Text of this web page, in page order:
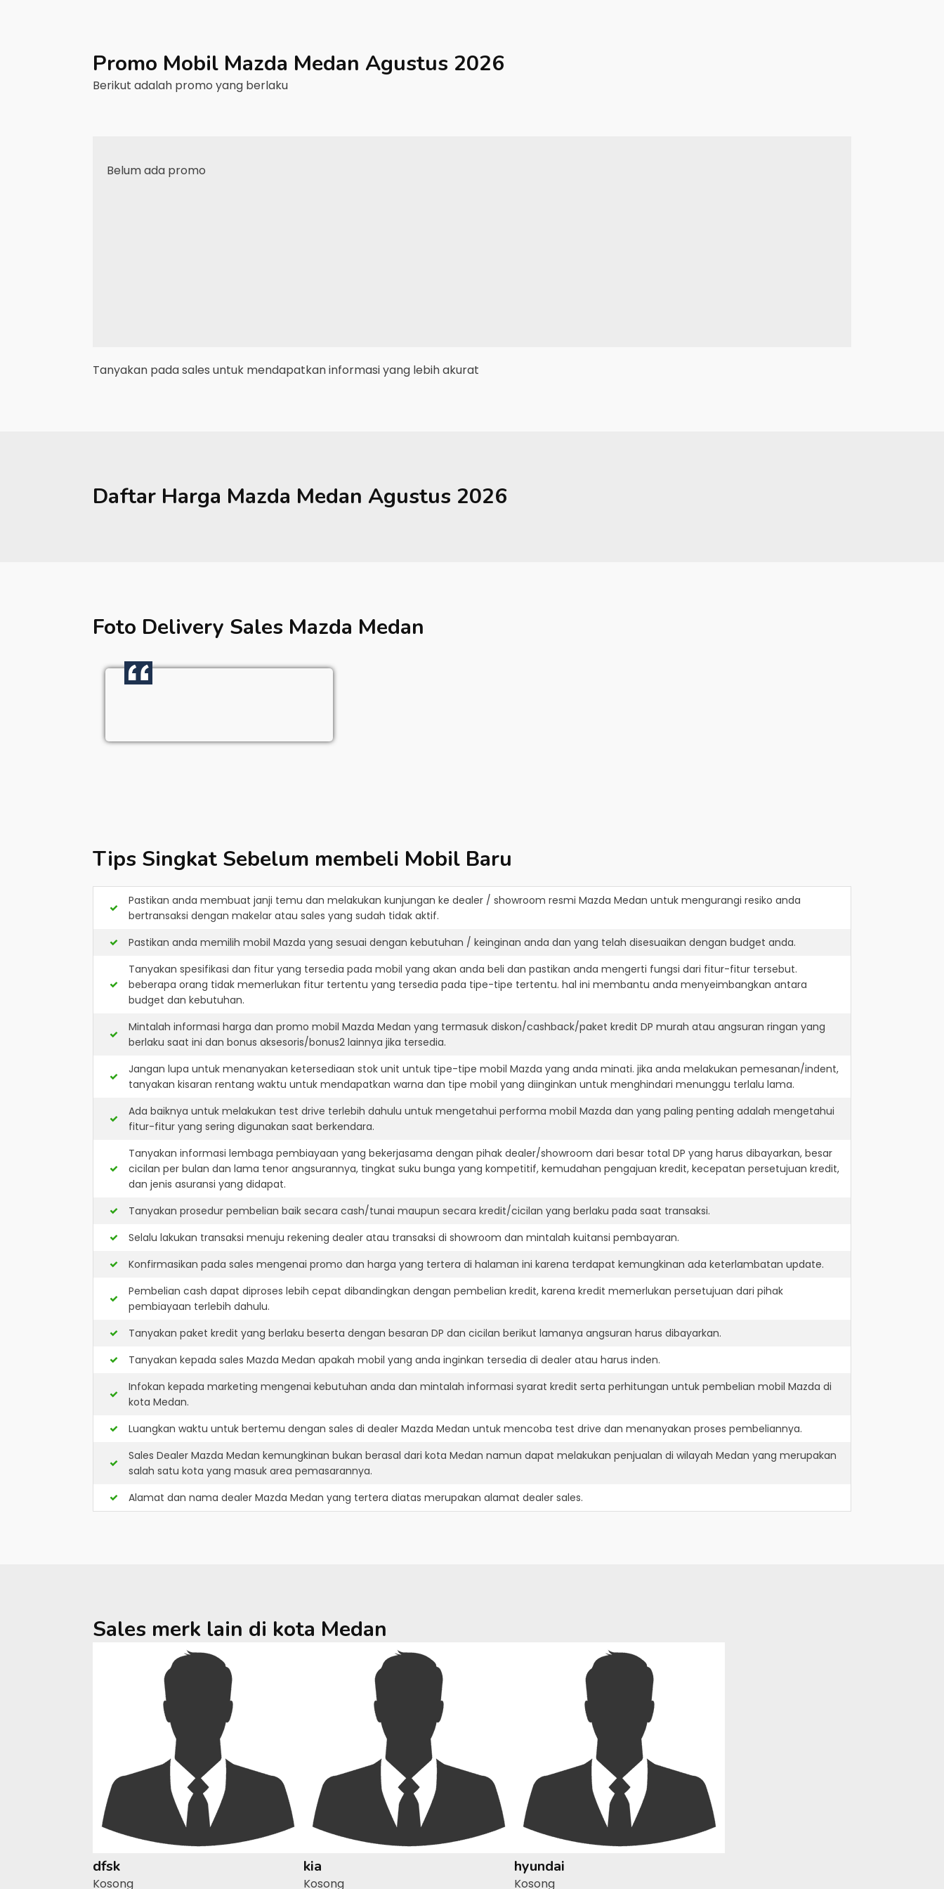
Promo Mobil Mazda Medan Agustus 2026
Berikut adalah promo yang berlaku
Belum ada promo
Tanyakan pada sales untuk mendapatkan informasi yang lebih akurat
Daftar Harga Mazda Medan Agustus 2026
Foto Delivery Sales Mazda Medan
Tips Singkat Sebelum membeli Mobil Baru
Pastikan anda membuat janji temu dan melakukan kunjungan ke dealer / showroom resmi Mazda Medan untuk mengurangi resiko anda
bertransaksi dengan makelar atau sales yang sudah tidak aktif.
Pastikan anda memilih mobil Mazda yang sesuai dengan kebutuhan / keinginan anda dan yang telah disesuaikan dengan budget anda.
Tanyakan spesifikasi dan fitur yang tersedia pada mobil yang akan anda beli dan pastikan anda mengerti fungsi dari fitur-fitur tersebut.
beberapa orang tidak memerlukan fitur tertentu yang tersedia pada tipe-tipe tertentu. hal ini membantu anda menyeimbangkan antara
budget dan kebutuhan.
Mintalah informasi harga dan promo mobil Mazda Medan yang termasuk diskon/cashback/paket kredit DP murah atau angsuran ringan yang
berlaku saat ini dan bonus aksesoris/bonus2 lainnya jika tersedia.
Jangan lupa untuk menanyakan ketersediaan stok unit untuk tipe-tipe mobil Mazda yang anda minati. jika anda melakukan pemesanan/indent,
tanyakan kisaran rentang waktu untuk mendapatkan warna dan tipe mobil yang diinginkan untuk menghindari menunggu terlalu lama.
Ada baiknya untuk melakukan test drive terlebih dahulu untuk mengetahui performa mobil Mazda dan yang paling penting adalah mengetahui
fitur-fitur yang sering digunakan saat berkendara.
Tanyakan informasi lembaga pembiayaan yang bekerjasama dengan pihak dealer/showroom dari besar total DP yang harus dibayarkan, besar
cicilan per bulan dan lama tenor angsurannya, tingkat suku bunga yang kompetitif, kemudahan pengajuan kredit, kecepatan persetujuan kredit,
dan jenis asuransi yang didapat.
Tanyakan prosedur pembelian baik secara cash/tunai maupun secara kredit/cicilan yang berlaku pada saat transaksi.
Selalu lakukan transaksi menuju rekening dealer atau transaksi di showroom dan mintalah kuitansi pembayaran.
Konfirmasikan pada sales mengenai promo dan harga yang tertera di halaman ini karena terdapat kemungkinan ada keterlambatan update.
Pembelian cash dapat diproses lebih cepat dibandingkan dengan pembelian kredit, karena kredit memerlukan persetujuan dari pihak
pembiayaan terlebih dahulu.
Tanyakan paket kredit yang berlaku beserta dengan besaran DP dan cicilan berikut lamanya angsuran harus dibayarkan.
Tanyakan kepada sales Mazda Medan apakah mobil yang anda inginkan tersedia di dealer atau harus inden.
Infokan kepada marketing mengenai kebutuhan anda dan mintalah informasi syarat kredit serta perhitungan untuk pembelian mobil Mazda di
kota Medan.
Luangkan waktu untuk bertemu dengan sales di dealer Mazda Medan untuk mencoba test drive dan menanyakan proses pembeliannya.
Sales Dealer Mazda Medan kemungkinan bukan berasal dari kota Medan namun dapat melakukan penjualan di wilayah Medan yang merupakan
salah satu kota yang masuk area pemasarannya.
Alamat dan nama dealer Mazda Medan yang tertera diatas merupakan alamat dealer sales.
Sales merk lain di kota Medan
dfsk
Kosong
kia
Kosong
hyundai
Kosong